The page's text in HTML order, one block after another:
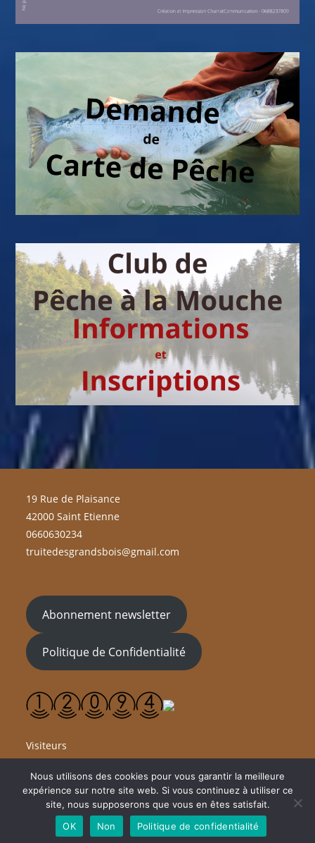
19 Rue de Plaisance
42000 Saint Etienne
0660630234
truitedesgrandsbois@gmail.com
Abonnement newsletter
Politique de Confidentialité
Visiteurs
Tous droits réservés à Truite des Grands Bois @2023
Nous utilisons des cookies pour vous garantir la meilleure
expérience sur notre site web. Si vous continuez à utiliser ce
site, nous supposerons que vous en êtes satisfait.
OK
Non Politique de confidentialité